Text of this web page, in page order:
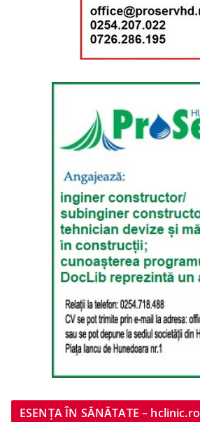
ESENȚA ÎN SĂNĂTATE – hclinic.ro